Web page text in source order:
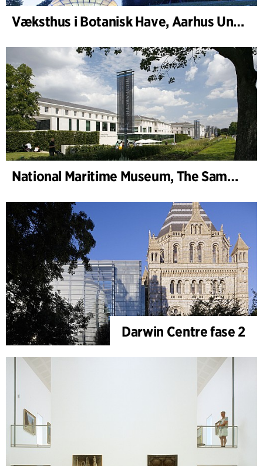
Væksthus i Botanisk Have, Aarhus Universitet
National Maritime Museum, The Sammy Ofer Wing
Darwin Centre fase 2